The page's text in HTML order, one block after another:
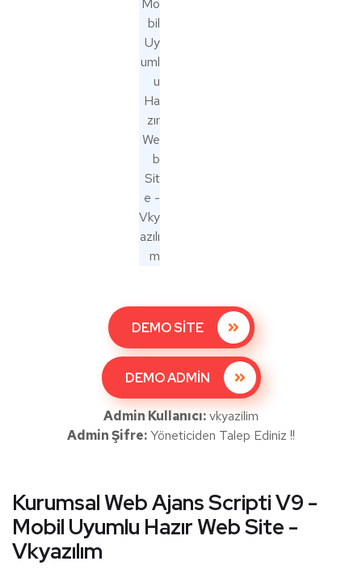
DEMO SİTE
DEMO ADMİN
Admin Kullanıcı:vkyazilim
Admin Şifre:Yöneticiden Talep Ediniz !!
Kurumsal Web Ajans Scripti V9 -
Mobil Uyumlu Hazır Web Site -
Vkyazılım